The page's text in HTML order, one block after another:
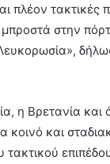
πλέον
στην
η Βρετανία
και